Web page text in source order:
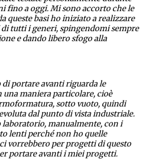
fino a oggi. Mi sono accorto che le
queste basi ho iniziato a realizzare
tutti i generi, spingendomi sempre
e dando libero sfogo alla
portare avanti riguarda le
maniera particolare, cioè
sotto vuoto, quindi
dal punto di vista industriale.
manualmente, con i
lenti perché non ho quelle
vorrebbero per progetti di questo
portare avanti i miei progetti.